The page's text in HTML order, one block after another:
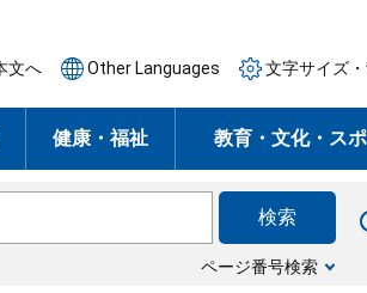
文へ Other Languages 文字サイズ
健康・福祉 教育・文化・ス
ページ番号検索